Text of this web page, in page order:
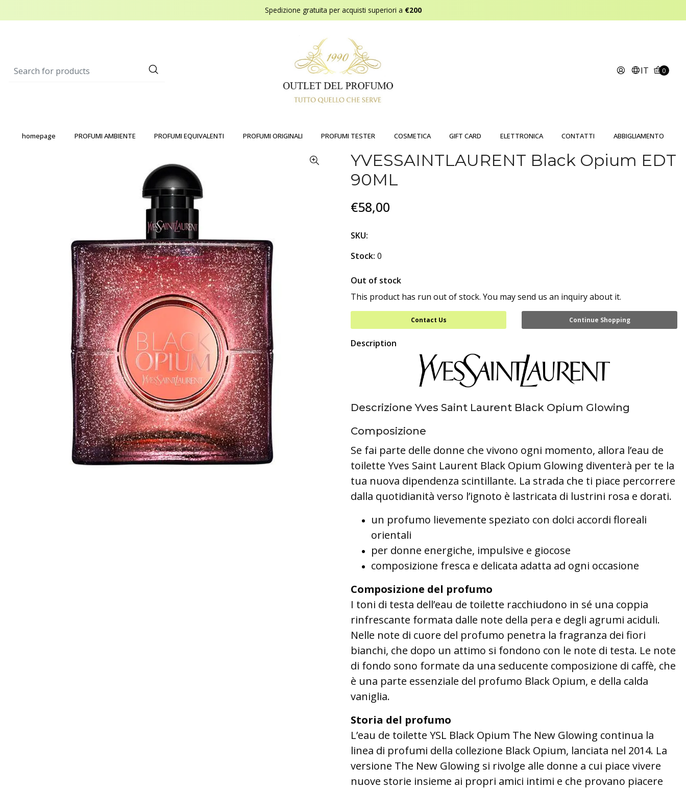
Spedizione gratuita per acquisti superiori a €200
IT 0
homepage PROFUMI AMBIENTE PROFUMI EQUIVALENTI PROFUMI ORIGINALI PROFUMI TESTER COSMETICA GIFT CARD ELETTRONICA CONTATTI ABBIGLIAMENTO
YVESSAINTLAURENT Black Opium EDT
90ML
€58,00
SKU:
Stock: 0
Out of stock
This product has run out of stock. You may send us an inquiry about it.
Contact Us Continue Shopping
Description
Descrizione Yves Saint Laurent Black Opium Glowing
Composizione
Se fai parte delle donne che vivono ogni momento, allora l’eau de
toilette Yves Saint Laurent Black Opium Glowing diventerà per te la
tua nuova dipendenza scintillante. La strada che ti piace percorrere
dalla quotidianità verso l’ignoto è lastricata di lustrini rosa e dorati.
un profumo lievemente speziato con dolci accordi floreali
orientali
per donne energiche, impulsive e giocose
composizione fresca e delicata adatta ad ogni occasione
Composizione del profumo
I toni di testa dell’eau de toilette racchiudono in sé una coppia
rinfrescante formata dalle note della pera e degli agrumi aciduli.
Nelle note di cuore del profumo penetra la fragranza dei fiori
bianchi, che dopo un attimo si fondono con le note di testa. Le note
di fondo sono formate da una seducente composizione di caffè, che
è una parte essenziale del profumo Black Opium, e della calda
vaniglia.
Storia del profumo
L’eau de toilette YSL Black Opium The New Glowing continua la
linea di profumi della collezione Black Opium, lanciata nel 2014. La
versione The New Glowing si rivolge alle donne a cui piace vivere
nuove storie insieme ai propri amici intimi e che provano piacere